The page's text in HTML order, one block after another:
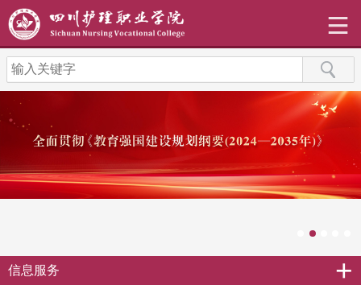
信息服务 +